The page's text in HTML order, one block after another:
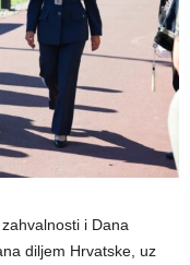
i Dana
diljem Hrvatske, uz